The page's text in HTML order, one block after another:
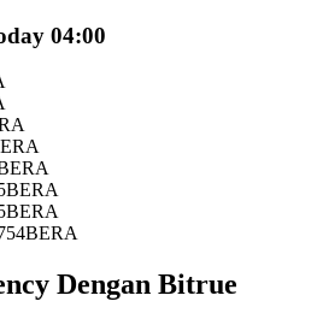
04:00
BERA
BERA
BERA
Dengan Bitrue